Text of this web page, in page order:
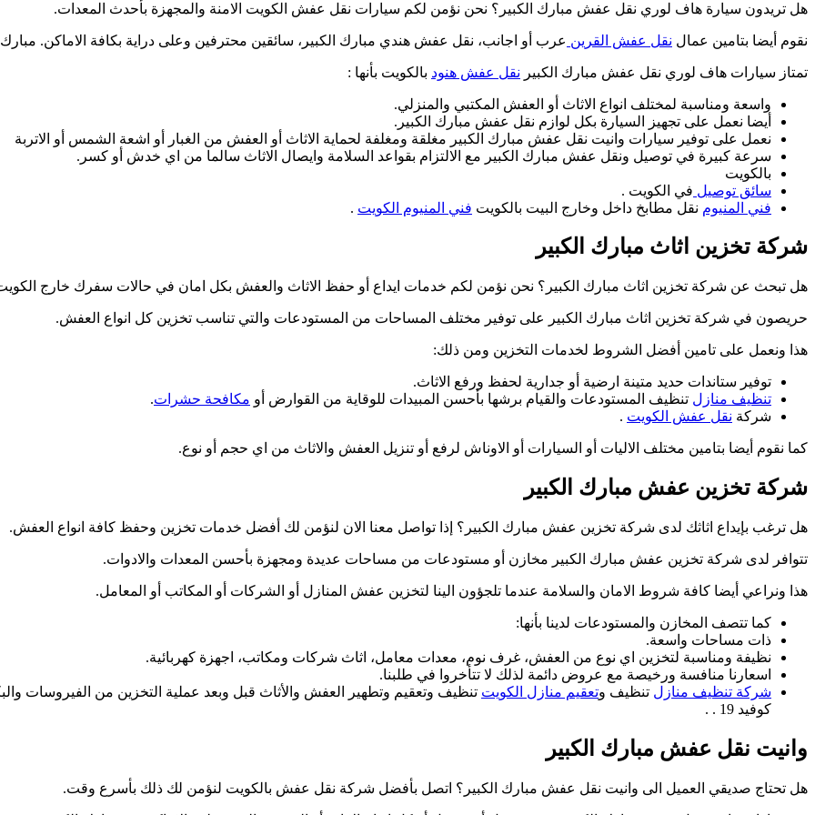
هل تريدون سيارة هاف لوري نقل عفش مبارك الكبير؟ نحن نؤمن لكم سيارات نقل عفش الكويت الامنة والمجهزة بأحدث المعدات.
نقوم أيضا بتامين عمال نقل عفش القرين عرب أو اجانب، نقل عفش هندي مبارك الكبير، سائقين محترفين وعلى دراية بكافة الاماكن. مبارك
تمتاز سيارات هاف لوري نقل عفش مبارك الكبير نقل عفش هنود بالكويت بأنها :
واسعة ومناسبة لمختلف انواع الاثاث أو العفش المكتبي والمنزلي.
أيضا نعمل على تجهيز السيارة بكل لوازم نقل عفش مبارك الكبير.
نعمل على توفير سيارات وانيت نقل عفش مبارك الكبير مغلقة ومغلفة لحماية الاثاث أو العفش من الغبار أو اشعة الشمس أو الاتربة
سرعة كبيرة في توصيل ونقل عفش مبارك الكبير مع الالتزام بقواعد السلامة وايصال الاثاث سالما من اي خدش أو كسر.
بالكويت
سائق توصيل في الكويت .
فني المنيوم نقل مطابخ داخل وخارج البيت بالكويت فني المنيوم الكويت .
شركة تخزين اثاث مبارك الكبير
هل تبحث عن شركة تخزين اثاث مبارك الكبير؟ نحن نؤمن لكم خدمات ايداع أو حفظ الاثاث والعفش بكل امان في حالات سفرك خارج
حريصون في شركة تخزين اثاث مبارك الكبير على توفير مختلف المساحات من المستودعات والتي تناسب تخزين كل انواع العفش.
هذا ونعمل على تامين أفضل الشروط لخدمات التخزين ومن ذلك:
توفير ستاندات حديد متينة ارضية أو جدارية لحفظ ورفع الاثاث.
تنظيف منازل تنظيف المستودعات والقيام برشها بأحسن المبيدات للوقاية من القوارض أو مكافحة حشرات.
شركة نقل عفش الكويت .
كما نقوم أيضا بتامين مختلف الاليات أو السيارات أو الاوناش لرفع أو تنزيل العفش والاثاث من اي حجم أو نوع.
شركة تخزين عفش مبارك الكبير
هل ترغب بإيداع اثاثك لدى شركة تخزين عفش مبارك الكبير؟ إذا تواصل معنا الان لنؤمن لك أفضل خدمات تخزين وحفظ كافة انواع العفش.
تتوافر لدى شركة تخزين عفش مبارك الكبير مخازن أو مستودعات من مساحات عديدة ومجهزة بأحسن المعدات والادوات.
هذا ونراعي أيضا كافة شروط الامان والسلامة عندما تلجؤون الينا لتخزين عفش المنازل أو الشركات أو المكاتب أو المعامل.
كما تتصف المخازن والمستودعات لدينا بأنها:
ذات مساحات واسعة.
نظيفة ومناسبة لتخزين اي نوع من العفش، غرف نوم، معدات معامل، اثاث شركات ومكاتب، اجهزة كهربائية.
اسعارنا منافسة ورخيصة مع عروض دائمة لذلك لا تتأخروا في طلبنا.
شركة تنظيف منازل تنظيف وتعقيم منازل الكويت تنظيف وتعقيم وتطهير العفش والأثاث قبل وبعد عملية التخزين من الفيروسات
كوفيد 19 . .
وانيت نقل عفش مبارك الكبير
هل تحتاج صديقي العميل الى وانيت نقل عفش مبارك الكبير؟ اتصل بأفضل شركة نقل عفش بالكويت لنؤمن لك ذلك بأسرع وقت.